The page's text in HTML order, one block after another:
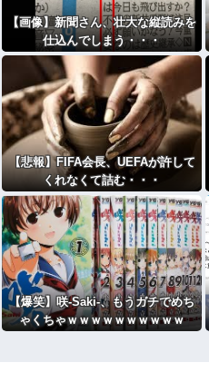
【画像】新聞さん、壮大な縦読みを
仕込んでしまう・・・
【悲報】FIFA会長、UEFAが許して
くれなくて詰む・・・
【爆笑】咲-Saki-、もうガチでめち
ゃくちゃｗｗｗｗｗｗｗｗｗｗ